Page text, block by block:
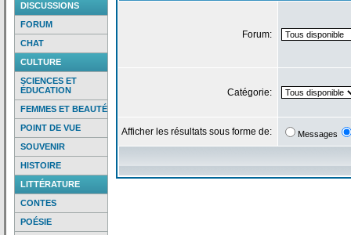
DISCUSSIONS
FORUM
CHAT
CULTURE
SCIENCES ET
ÉDUCATION
FEMMES ET BEAUTÉ
POINT DE VUE
SOUVENIR
HISTOIRE
LITTÉRATURE
CONTES
POÉSIE
Forum:
Catégorie:
Afficher les résultats sous forme de: Messages